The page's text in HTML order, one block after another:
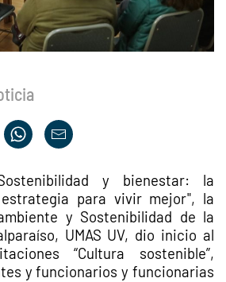
y bienestar: la
para vivir mejor", la
y Sostenibilidad de la
UMAS UV, dio inicio al
“Cultura sostenible”,
y funcionarios y funcionarias